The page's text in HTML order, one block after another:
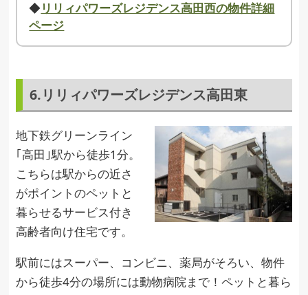
◆リリィパワーズレジデンス高田西の物件詳細
ページ
6.リリィパワーズレジデンス高田東
地下鉄グリーンライン
｢高田｣駅から徒歩1分。
こちらは駅からの近さ
がポイントのペットと
暮らせるサービス付き
高齢者向け住宅です。
駅前にはスーパー、コンビニ、薬局がそろい、物件
から徒歩4分の場所には動物病院まで！ペットと暮ら